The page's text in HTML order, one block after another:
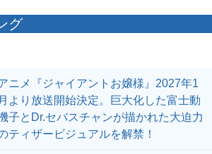
グ
ニメ『ジャイアントお嬢様』2027年1
月より放送開始決定。巨大化した富士動
子とDr.セバスチャンが描かれた大迫力
ティザービジュアルを解禁！